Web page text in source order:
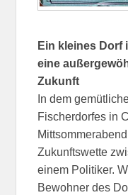
Ein kleines Dorf
eine
Zukunft
In dem
Fischerdorfes in
Zukunftswette
einem Politiker.
Bewohner des